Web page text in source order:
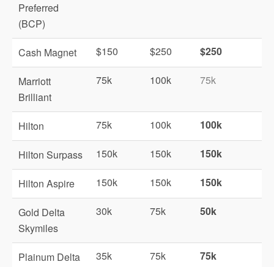
Preferred
(BCP)
Cash Magnet $150 $250 $250
Marriott
Brilliant
75k 100k 75k
Hilton 75k 100k 100k
Hilton Surpass 150k 150k 150k
Hilton Aspire 150k 150k 150k
Gold Delta
Skymiles
30k 75k 50k
Plainum Delta
35k 75k 75k